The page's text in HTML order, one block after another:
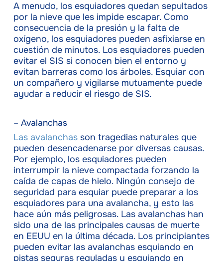
A menudo, los esquiadores quedan sepultados
por la nieve que les impide escapar. Como
consecuencia de la presión y la falta de
oxígeno, los esquiadores pueden asfixiarse en
cuestión de minutos. Los esquiadores pueden
evitar el SIS si conocen bien el entorno y
evitan barreras como los árboles. Esquiar con
un compañero y vigilarse mutuamente puede
ayudar a reducir el riesgo de SIS.
– Avalanchas
Las avalanchasson tragedias naturales que
pueden desencadenarse por diversas causas.
Por ejemplo, los esquiadores pueden
interrumpir la nieve compactada forzando la
caída de capas de hielo. Ningún consejo de
seguridad para esquiar puede preparar a los
esquiadores para una avalancha, y esto las
hace aún más peligrosas. Las avalanchas han
sido una de las principales causas de muerte
en EEUU en la última década. Los principiantes
pueden evitar las avalanchas esquiando en
pistas seguras reguladas y esquiando en